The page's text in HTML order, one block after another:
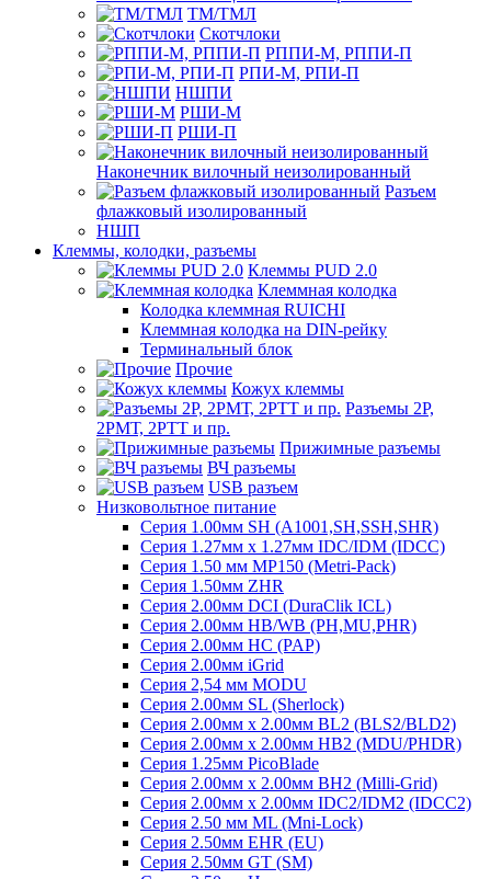
ТМ/ТМЛ
Скотчлоки
РППИ-М, РППИ-П
РПИ-М, РПИ-П
НШПИ
РШИ-М
РШИ-П
Наконечник вилочный неизолированный
Разъем
флажковый изолированный
НШП
Клеммы, колодки, разъемы
Клеммы PUD 2.0
Клеммная колодка
Колодка клеммная RUICHI
Клеммная колодка на DIN-рейку
Терминальный блок
Прочие
Кожух клеммы
Разъемы 2Р,
2РМТ, 2РТТ и пр.
Прижимные разъемы
ВЧ разъемы
USB разъем
Низковольтное питание
Серия 1.00мм SH (A1001,SH,SSH,SHR)
Серия 1.27мм x 1.27мм IDC/IDM (IDCC)
Серия 1.50 мм MP150 (Metri-Pack)
Серия 1.50мм ZHR
Серия 2.00мм DCI (DuraClik ICL)
Серия 2.00мм HB/WB (PH,MU,PHR)
Серия 2.00мм HC (PAP)
Серия 2.00мм iGrid
Серия 2,54 мм MODU
Серия 2.00мм SL (Sherlock)
Серия 2.00мм x 2.00мм BL2 (BLS2/BLD2)
Серия 2.00мм x 2.00мм HB2 (MDU/PHDR)
Серия 1.25мм PicoBlade
Серия 2.00мм х 2.00мм BH2 (Milli-Grid)
Серия 2.00мм х 2.00мм IDC2/IDM2 (IDCC2)
Серия 2.50 мм ML (Mni-Lock)
Серия 2.50мм EHR (EU)
Серия 2.50мм GT (SM)